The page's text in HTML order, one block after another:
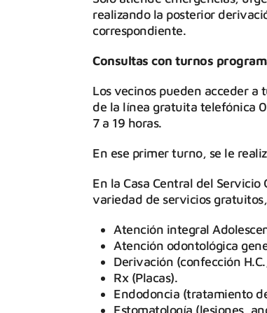
realizando la posterior
correspondiente.
Consultas con turnos
Los vecinos pueden acceder
de la línea gratuita telefónica
7 a 19 horas.
En ese primer turno, se le
En la Casa Central del
variedad de servicios
Atención integral
Atención odontológica
Derivación (confección
Rx (Placas).
Endodoncia (tratamiento
Estomatología (lesiones,